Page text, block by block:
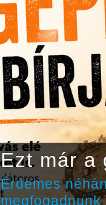
Ezt már a
Érdemes
megfogadnunk